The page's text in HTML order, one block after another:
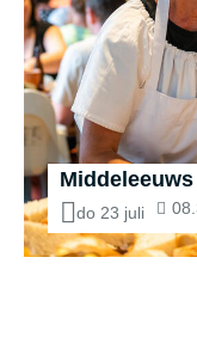
do 23 juli